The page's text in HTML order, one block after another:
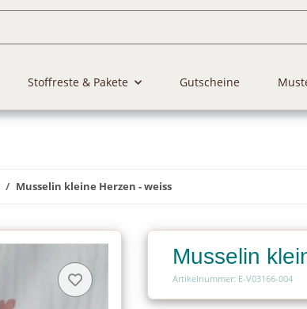
Stoffreste & Pakete Gutscheine
Musselin kleine Herzen - weiss
Musselin
Artikelnummer: E-V03166-004